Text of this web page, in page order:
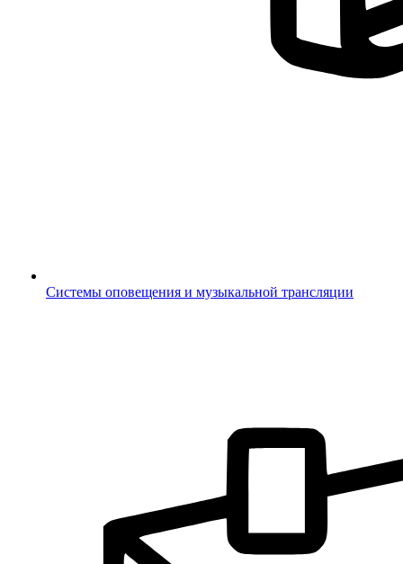
Системы оповещения и музыкальной трансляции